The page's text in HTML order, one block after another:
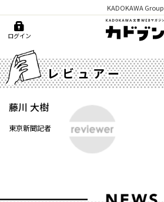
KADOKAWA Group
ログイン
レビュアー
藤川 大樹
東京新聞記者